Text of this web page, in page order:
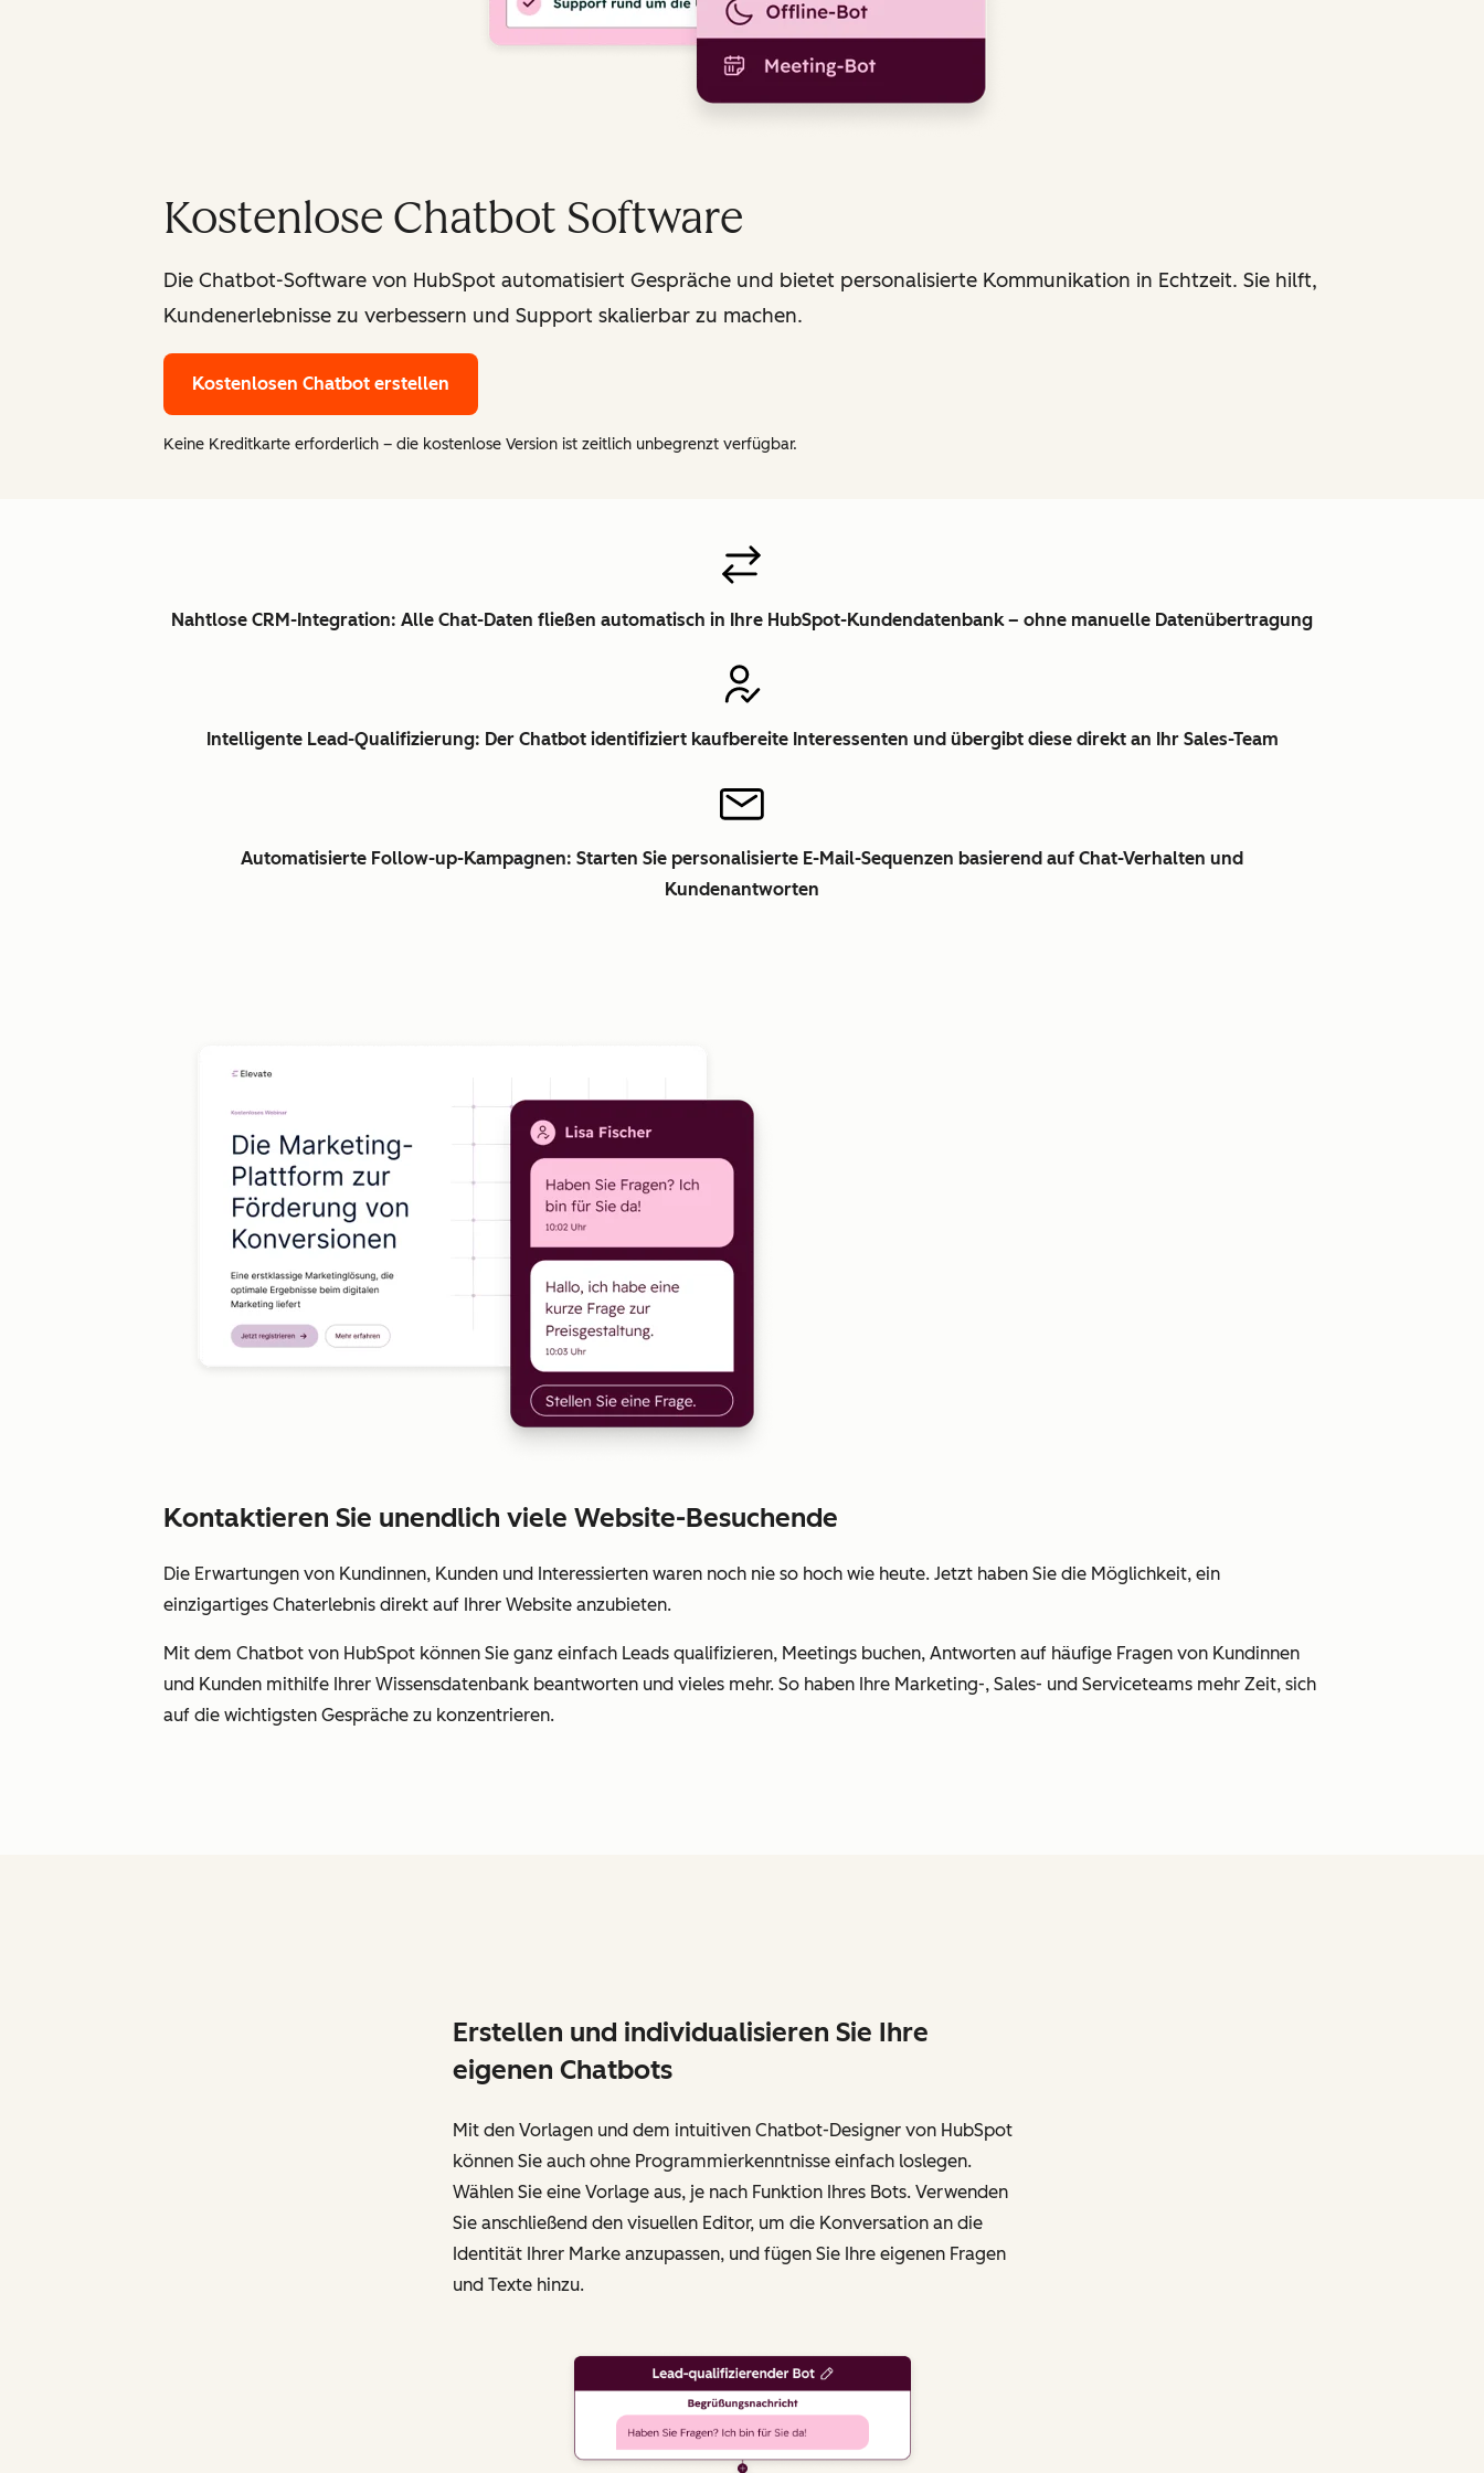
Kostenlose Chatbot Software
Die Chatbot-Software von HubSpot automatisiert Gespräche und bietet personalisierte Kommunikation in Echtzeit. Sie hilft,
Kundenerlebnisse zu verbessern und Support skalierbar zu machen.
Kostenlosen Chatbot erstellen
Keine Kreditkarte erforderlich – die kostenlose Version ist zeitlich unbegrenzt verfügbar.
Nahtlose CRM-Integration: Alle Chat-Daten fließen automatisch in Ihre HubSpot-Kundendatenbank – ohne manuelle Datenübertragung
Intelligente Lead-Qualifizierung: Der Chatbot identifiziert kaufbereite Interessenten und übergibt diese direkt an Ihr Sales-Team
Automatisierte Follow-up-Kampagnen: Starten Sie personalisierte E-Mail-Sequenzen basierend auf Chat-Verhalten und
Kundenantworten
Kontaktieren Sie unendlich viele Website-Besuchende
Die Erwartungen von Kundinnen, Kunden und Interessierten waren noch nie so hoch wie heute. Jetzt haben Sie die Möglichkeit, ein
einzigartiges Chaterlebnis direkt auf Ihrer Website anzubieten.
Mit dem Chatbot von HubSpot können Sie ganz einfach Leads qualifizieren, Meetings buchen, Antworten auf häufige Fragen von Kundinnen
und Kunden mithilfe Ihrer Wissensdatenbank beantworten und vieles mehr. So haben Ihre Marketing-, Sales- und Serviceteams mehr Zeit, sich
auf die wichtigsten Gespräche zu konzentrieren.
Erstellen und individualisieren Sie Ihre
eigenen Chatbots
Mit den Vorlagen und dem intuitiven Chatbot-Designer von HubSpot
können Sie auch ohne Programmierkenntnisse einfach loslegen.
Wählen Sie eine Vorlage aus, je nach Funktion Ihres Bots. Verwenden
Sie anschließend den visuellen Editor, um die Konversation an die
Identität Ihrer Marke anzupassen, und fügen Sie Ihre eigenen Fragen
und Texte hinzu.